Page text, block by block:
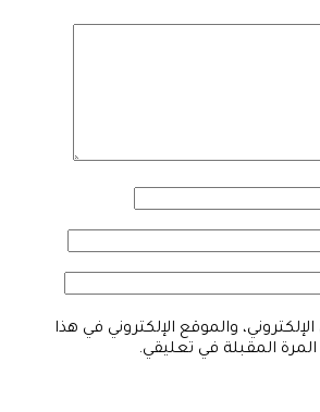
والموقع الإلكتروني في هذا
المقبلة في تعليقي.